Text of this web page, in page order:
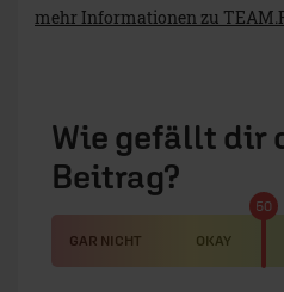
mehr Informationen zu
Wie gefällt dir
Beitrag?
GAR NICHT OKAY
50